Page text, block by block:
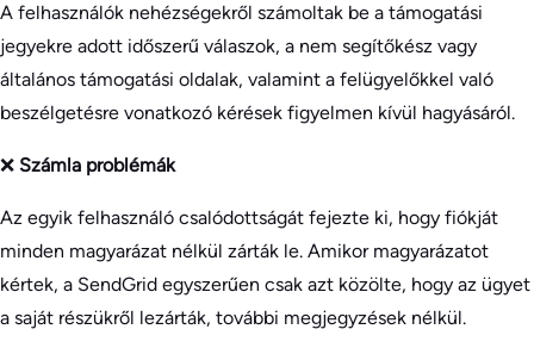
A felhasználók nehézségekről számoltak be a támogatási
jegyekre adott időszerű válaszok, a nem segítőkész vagy
általános támogatási oldalak, valamint a felügyelőkkel való
beszélgetésre vonatkozó kérések figyelmen kívül hagyásáról.
❌ Számla problémák
Az egyik felhasználó csalódottságát fejezte ki, hogy fiókját
minden magyarázat nélkül zárták le. Amikor magyarázatot
kértek, a SendGrid egyszerűen csak azt közölte, hogy az ügyet
a saját részükről lezárták, további megjegyzések nélkül.